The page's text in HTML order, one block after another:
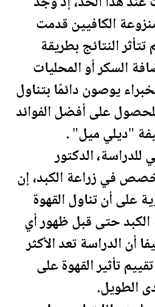
الكافيين قدمت
النتائج بطريقة
السكر أو المحليات
يوصون دائمًا بتناول
على أفضل الفوائد
"ديلي ميل" .
للدراسة، الدكتور
في زراعة الكبد، إن
على أن تناول القهوة
الكبد حتى قبل ظهور أي
الدراسة تعد الأكثر
تأثير القهوة على
الطويل.